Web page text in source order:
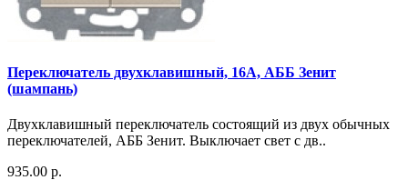
Переключатель двухклавишный, 16А, АББ Зенит
(шампань)
Двухклавишный переключатель состоящий из двух обычных
переключателей, АББ Зенит. Выключает свет с дв..
935.00 р.